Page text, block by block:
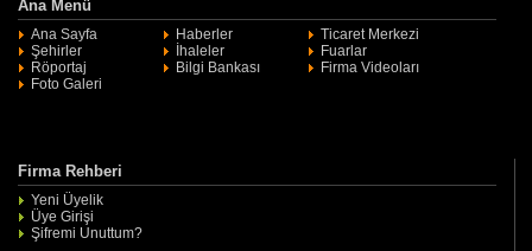
Ana Menü
Ana Sayfa Haberler
Ticaret Merkezi
Şehirler
İhaleler
Fuarlar
Röportaj
Bilgi Bankası
Firma Videoları
Foto Galeri
Firma Rehberi
Yeni Üyelik
Üye Girişi
Şifremi Unuttum?